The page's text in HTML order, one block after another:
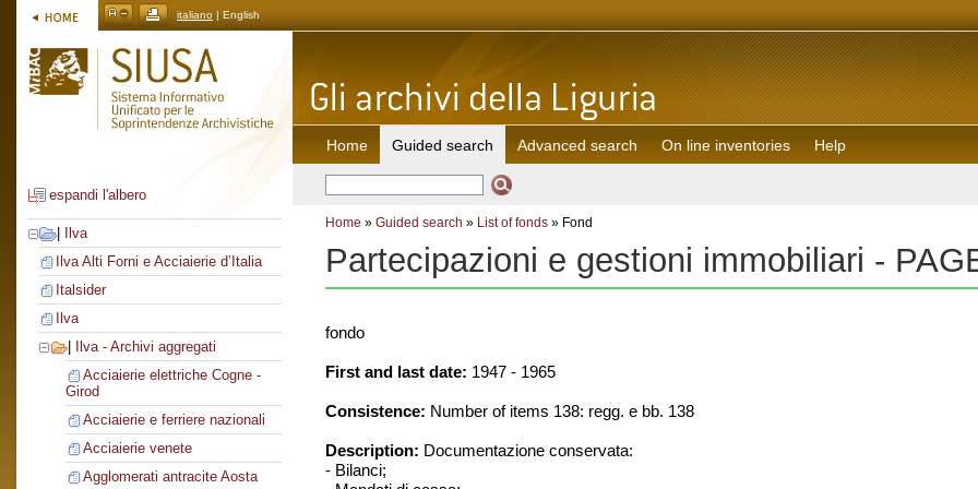
italiano | English
espandi l'albero
Ilva
Ilva Alti Forni e Acciaierie d’Italia
Italsider
Ilva
Ilva - Archivi aggregati
Acciaierie elettriche Cogne -
Girod
Acciaierie e ferriere nazionali
Acciaierie venete
Agglomerati antracite Aosta
Home Guided search Advanced search On line inventories Help
Home » Guided search » List of fonds » Fond
Partecipazioni e gestioni immobiliari -
fondo
First and last date: 1947 - 1965
Consistence: Number of items 138: regg. e bb. 138
Description: Documentazione conservata:
- Bilanci;